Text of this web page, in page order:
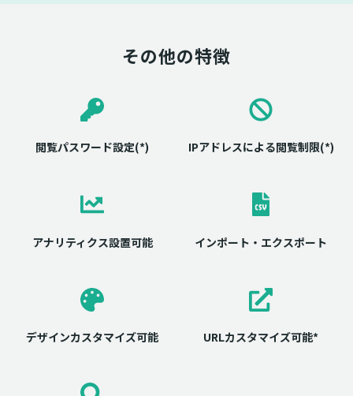
その他の特徴
閲覧パスワード設定(*) IPアドレスによる閲覧制限(*)
アナリティクス設置可能 インポート・エクスポート
デザインカスタマイズ可能 URLカスタマイズ可能*